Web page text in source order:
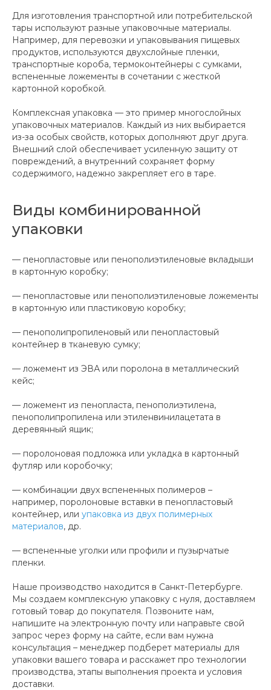
Для изготовления транспортной или потребительской
тары используют разные упаковочные материалы.
Например, для перевозки и упаковывания пищевых
продуктов, используются двухслойные пленки,
транспортные короба, термоконтейнеры с сумками,
вспененные ложементы в сочетании с жесткой
картонной коробкой.
Комплексная упаковка — это пример многослойных
упаковочных материалов. Каждый из них выбирается
из-за особых свойств, которых дополняют друг друга.
Внешний слой обеспечивает усиленную защиту от
повреждений, а внутренний сохраняет форму
содержимого, надежно закрепляет его в таре.
Виды комбинированной
упаковки
— пенопластовые или пенополиэтиленовые вкладыши
в картонную коробку;
— пенопластовые или пенополиэтиленовые ложементы
в картонную или пластиковую коробку;
— пенополипропиленовый или пенопластовый
контейнер в тканевую сумку;
— ложемент из ЭВА или поролона в металлический
кейс;
— ложемент из пенопласта, пенополиэтилена,
пенополипропилена или этиленвинилацетата в
деревянный ящик;
— поролоновая подложка или укладка в картонный
футляр или коробочку;
— комбинации двух вспененных полимеров –
например, поролоновые вставки в пенопластовый
контейнер, или упаковка из двух полимерных
материалов, др.
— вспененные уголки или профили и пузырчатые
пленки.
Наше производство находится в Санкт-Петербурге.
Мы создаем комплексную упаковку с нуля, доставляем
готовый товар до покупателя. Позвоните нам,
напишите на электронную почту или направьте свой
запрос через форму на сайте, если вам нужна
консультация – менеджер подберет материалы для
упаковки вашего товара и расскажет про технологии
производства, этапы выполнения проекта и условия
доставки.